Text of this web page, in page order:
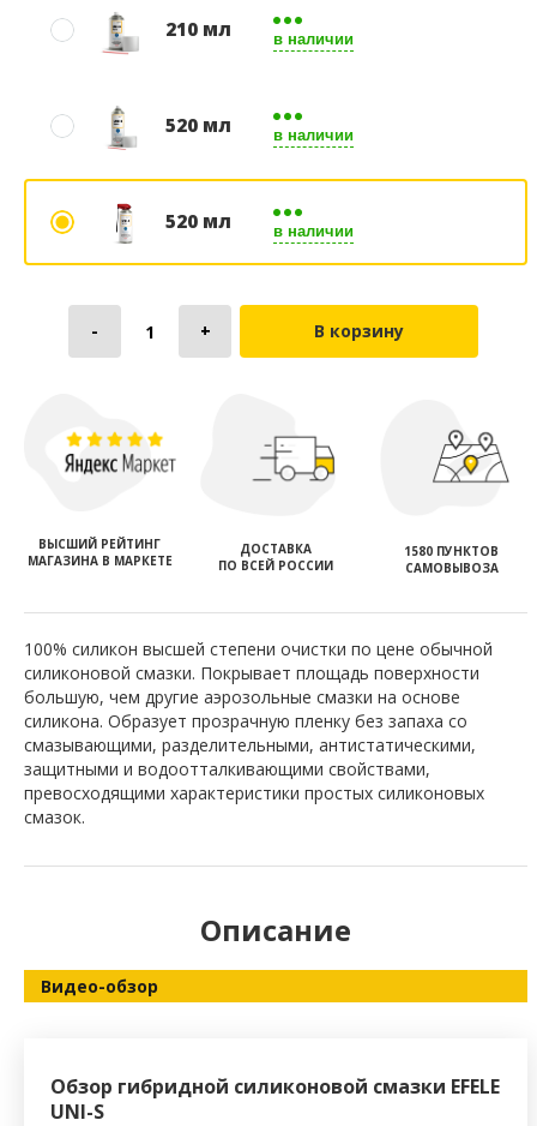
210 мл в наличии
520 мл в наличии
520 мл в наличии
В корзину
ВЫСШИЙ РЕЙТИНГ
МАГАЗИНА В МАРКЕТЕ
ДОСТАВКА
ПО ВСЕЙ РОССИИ
1580 ПУНКТОВ
САМОВЫВОЗА
100% силикон высшей степени очистки по цене обычной
силиконовой смазки. Покрывает площадь поверхности
большую, чем другие аэрозольные смазки на основе
силикона. Образует прозрачную пленку без запаха со
смазывающими, разделительными, антистатическими,
защитными и водоотталкивающими свойствами,
превосходящими характеристики простых силиконовых
смазок.
Описание
Видео-обзор
Обзор гибридной силиконовой смазки EFELE
UNI-S